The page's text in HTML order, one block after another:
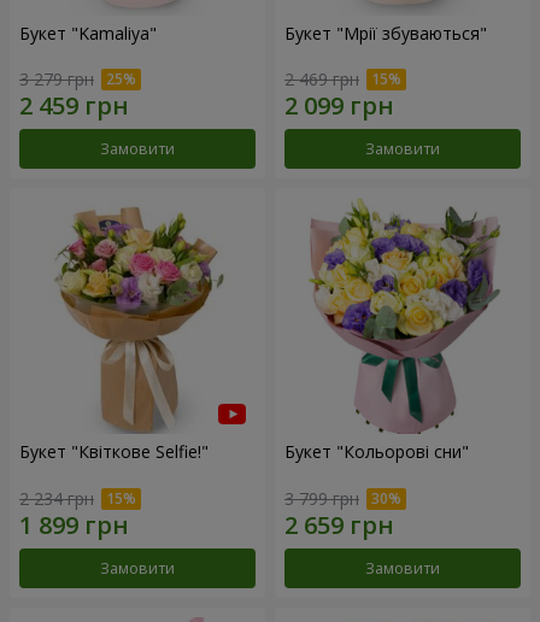
Букет "Kamaliya"
3 279 грн
Замовити
Букет "Мрії збуваються"
2 469 грн
Замовити
Букет "Квіткове Selfie!"
2 234 грн
Замовити
Букет "Кольорові сни"
3 799 грн
Замовити